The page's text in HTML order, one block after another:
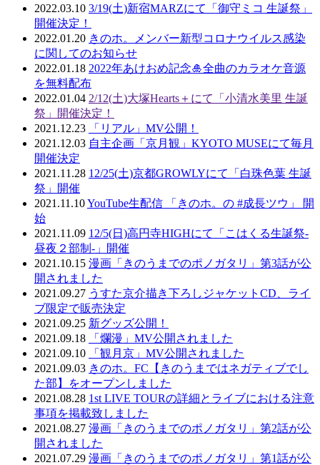
2022.03.10 3/19(土)新宿MARZにて「御守ミコ 生誕祭」
開催決定！
2022.01.20 きのホ。メンバー新型コロナウイルス感染
に関してのお知らせ
2022.01.18 2022年あけおめ記念🎍全曲のカラオケ音源
を無料配布
2022.01.04 2/12(土)大塚Hearts＋にて「小清水美里 生誕
祭」開催決定！
2021.12.23
「リアル」MV公開！
2021.12.03 自主企画「京月観」KYOTO MUSEにて毎月
開催決定
2021.11.28 12/25(土)京都GROWLYにて「白珠色葉 生誕
祭」開催
2021.11.10YouTube生配信 「きのホ。の #成長ツウ」 開
始
2021.11.09 12/5(日)高円寺HIGHにて「こはくる生誕祭-
昼夜２部制-」開催
2021.10.15 漫画「きのうまでのポノガタリ」第3話が公
開されました
2021.09.27 うすた京介描き下ろしジャケットCD、ライ
ブ限定で販売決定
2021.09.25 新グッズ公開！
2021.09.18
「爛漫」MV公開されました
2021.09.10
「観月京」MV公開されました
2021.09.03 きのホ。FC【きのうまではネガティブでし
た部】をオープンしました
2021.08.28 1st LIVE TOURの詳細とライブにおける注意
事項を掲載致しました
2021.08.27 漫画「きのうまでのポノガタリ」第2話が公
開されました
2021.07.29 漫画「きのうまでのポノガタリ」第1話が公